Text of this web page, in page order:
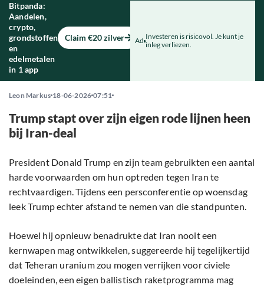
Bitpanda:
Aandelen,
crypto,
grondstoffen
en
edelmetalen
in 1 app
Claim €20 zilver Ad Investeren is risicovol. Je kunt je
inleg verliezen.
Leon Markus 18-06-2026 07:51
Trump stapt over zijn eigen rode lijnen heen
bij Iran-deal
President Donald Trump en zijn team gebruikten een aantal
harde voorwaarden om hun optreden tegen Iran te
rechtvaardigen. Tijdens een persconferentie op woensdag
leek Trump echter afstand te nemen van die standpunten.
Hoewel hij opnieuw benadrukte dat Iran nooit een
kernwapen mag ontwikkelen, suggereerde hij tegelijkertijd
dat Teheran uranium zou mogen verrijken voor civiele
doeleinden, een eigen ballistisch raketprogramma mag